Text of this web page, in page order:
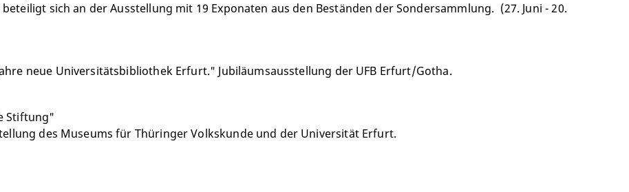
sich an der Ausstellung mit 19 Exponaten aus den Beständen der Sondersammlung. (27. Juni - 20.
neue Universitätsbibliothek Erfurt." Jubiläumsausstellung der UFB Erfurt/Gotha.
Stiftung"
des Museums für Thüringer Volkskunde und der Universität Erfurt.